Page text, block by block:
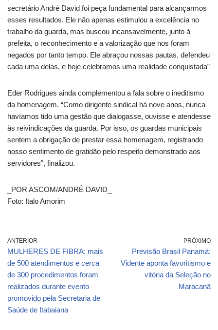
secretário André David foi peça fundamental para alcançarmos
esses resultados. Ele não apenas estimulou a excelência no
trabalho da guarda, mas buscou incansavelmente, junto à
prefeita, o reconhecimento e a valorização que nos foram
negados por tanto tempo. Ele abraçou nossas pautas, defendeu
cada uma delas, e hoje celebramos uma realidade conquistada”
Eder Rodrigues ainda complementou a fala sobre o ineditismo
da homenagem. “Como dirigente sindical há nove anos, nunca
havíamos tido uma gestão que dialogasse, ouvisse e atendesse
às reivindicações da guarda. Por isso, os guardas municipais
sentem a obrigação de prestar essa homenagem, registrando
nosso sentimento de gratidão pelo respeito demonstrado aos
servidores”, finalizou.
_POR ASCOM/ANDRÉ DAVID_
Foto: Italo Amorim
ANTERIOR
MULHERES DE FIBRA: mais
de 500 atendimentos e cerca
de 300 procedimentos foram
realizados durante evento
promovido pela Secretaria de
Saúde de Itabaiana
PRÓXIMO
Previsão Brasil Panamá:
Vidente aponta favoritismo e
vitória da Seleção no
Maracanã